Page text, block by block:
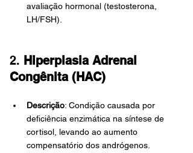
avaliação hormonal (testosterona,
LH/FSH).
2. Hiperplasia Adrenal
Congênita (HAC)
Descrição: Condição causada por
deficiência enzimática na síntese de
cortisol, levando ao aumento
compensatório dos andrógenos.